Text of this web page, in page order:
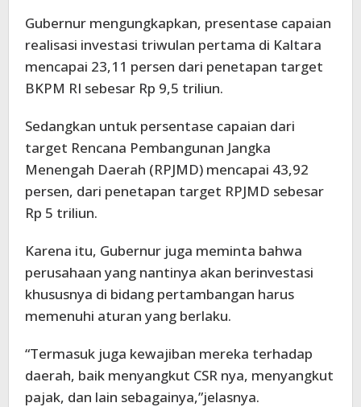
Gubernur mengungkapkan, presentase capaian
realisasi investasi triwulan pertama di Kaltara
mencapai 23,11 persen dari penetapan target
BKPM RI sebesar Rp 9,5 triliun.
Sedangkan untuk persentase capaian dari
target Rencana Pembangunan Jangka
Menengah Daerah (RPJMD) mencapai 43,92
persen, dari penetapan target RPJMD sebesar
Rp 5 triliun.
Karena itu, Gubernur juga meminta bahwa
perusahaan yang nantinya akan berinvestasi
khususnya di bidang pertambangan harus
memenuhi aturan yang berlaku.
“Termasuk juga kewajiban mereka terhadap
daerah, baik menyangkut CSR nya, menyangkut
pajak, dan lain sebagainya,”jelasnya.